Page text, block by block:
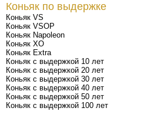
Коньяк по выдержке
Коньяк VS
Коньяк VSOP
Коньяк Napoleon
Коньяк XO
Коньяк Extra
Коньяк с выдержкой 10 лет
Коньяк с выдержкой 20 лет
Коньяк с выдержкой 30 лет
Коньяк с выдержкой 40 лет
Коньяк с выдержкой 50 лет
Коньяк с выдержкой 100 лет